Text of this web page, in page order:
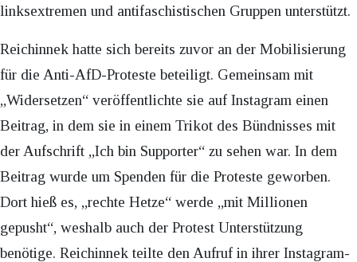
linksextremen und antifaschistischen Gruppen unterstützt.
Reichinnek hatte sich bereits zuvor an der Mobilisierung
für die Anti-AfD-Proteste beteiligt. Gemeinsam mit
„Widersetzen“ veröffentlichte sie auf Instagram einen
Beitrag, in dem sie in einem Trikot des Bündnisses mit
der Aufschrift „Ich bin Supporter“ zu sehen war. In dem
Beitrag wurde um Spenden für die Proteste geworben.
Dort hieß es, „rechte Hetze“ werde „mit Millionen
gepusht“, weshalb auch der Protest Unterstützung
benötige. Reichinnek teilte den Aufruf in ihrer Instagram-